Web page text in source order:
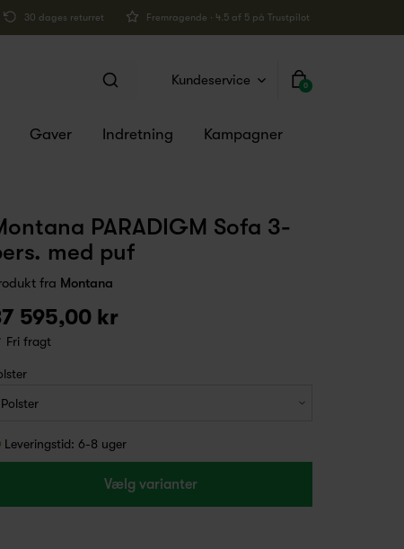
30 dages returret Fremragende · 4.5 af 5 på Trustpilot
0
Kundeservice
Gaver Indretning Kampagner
PARADIGM Sofa 3-
med puf
fra Montana
595,00 kr
Fri fragt
Leveringstid: 6-8 uger
Vælg varianter